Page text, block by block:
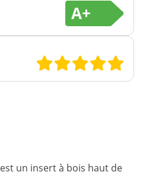
A+
est un insert à bois haut de